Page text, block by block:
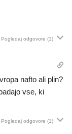
Pogledaj odgovore (1)
nafto ali plin?
vse, ki
Pogledaj odgovore (1)